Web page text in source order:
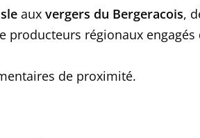
aux vergers du Bergeracois,
producteurs régionaux
de proximité.